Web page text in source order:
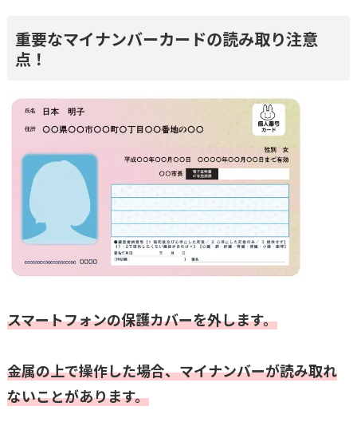
重要なマイナンバーカードの読み取り注意
点！
スマートフォンの保護カバーを外します。
金属の上で操作した場合、マイナンバーが読み取れ
ないことがあります。